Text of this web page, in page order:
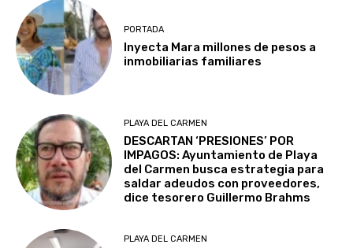
PORTADA
Inyecta Mara millones de pesos a
inmobiliarias familiares
PLAYA DEL CARMEN
DESCARTAN ‘PRESIONES’ POR
IMPAGOS: Ayuntamiento de Playa
del Carmen busca estrategia para
saldar adeudos con proveedores,
dice tesorero Guillermo Brahms
PLAYA DEL CARMEN